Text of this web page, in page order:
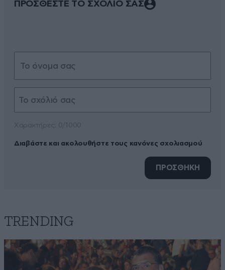
ΠΡΟΣΘΕΣΤΕ ΤΟ ΣΧΟΛΙΟ ΣΑΣ
Διαβάστε και ακολουθήστε τους κανόνες σχολιασμού
ΠΡΟΣΘΗΚΗ
TRENDING